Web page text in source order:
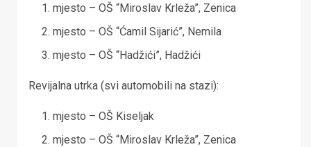
mjesto – OŠ “Miroslav Krleža”, Zenica
mjesto – OŠ “Ćamil Sijarić”, Nemila
mjesto – OŠ “Hadžići”, Hadžići
Revijalna utrka (svi automobili na stazi):
mjesto – OŠ Kiseljak
mjesto – OŠ “Miroslav Krleža”, Zenica